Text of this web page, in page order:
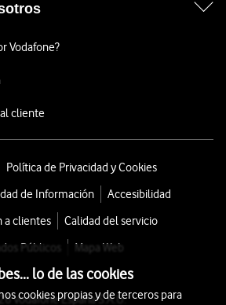
Vodafone?
cliente
Política de Privacidad y Cookies
de Información
Accesibilidad
a clientes
Calidad del servicio
Públicos
Mapa Web
Vodafone España S.A.U.
lo de las cookies
cookies propias y de terceros para